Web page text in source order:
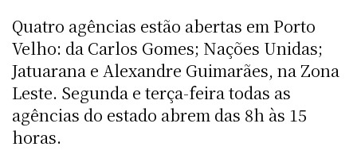
Quatro agências estão abertas em Porto
Velho: da Carlos Gomes; Nações Unidas;
Jatuarana e Alexandre Guimarães, na Zona
Leste. Segunda e terça-feira todas as
agências do estado abrem das 8h às 15
horas.